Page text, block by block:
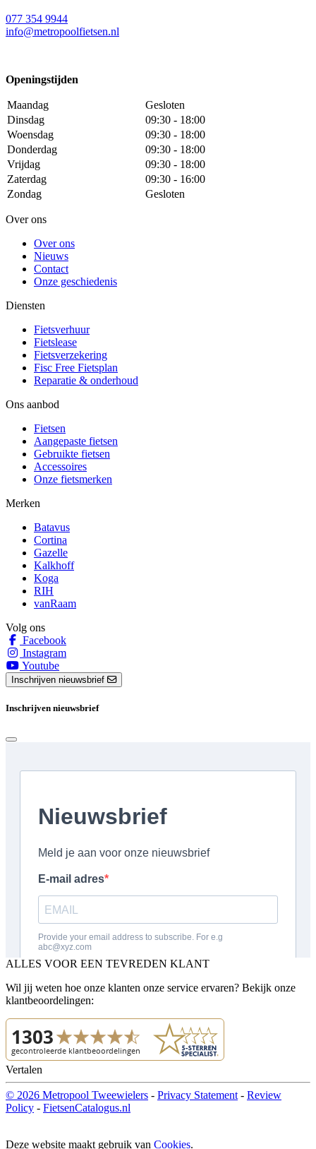
077 354 9944
info@metropoolfietsen.nl
Openingstijden
Maandag
Gesloten
Dinsdag
09:30 - 18:00
Woensdag
09:30 - 18:00
Donderdag
09:30 - 18:00
Vrijdag
09:30 - 18:00
Zaterdag
09:30 - 16:00
Zondag
Gesloten
Over ons
Over ons
Nieuws
Contact
Onze geschiedenis
Diensten
Fietsverhuur
Fietslease
Fietsverzekering
Fisc Free Fietsplan
Reparatie & onderhoud
Ons aanbod
Fietsen
Aangepaste fietsen
Gebruikte fietsen
Accessoires
Onze fietsmerken
Merken
Batavus
Cortina
Gazelle
Kalkhoff
Koga
RIH
vanRaam
Volg ons
Facebook
Instagram
Youtube
Inschrijven nieuwsbrief
Inschrijven nieuwsbrief
ALLES VOOR EEN TEVREDEN KLANT
Wil jij weten hoe onze klanten onze service ervaren? Bekijk onze
klantbeoordelingen:
Vertalen
© 2026 Metropool Tweewielers - Privacy Statement - Review
Policy - FietsenCatalogus.nl
Deze website maakt gebruik van Cookies.